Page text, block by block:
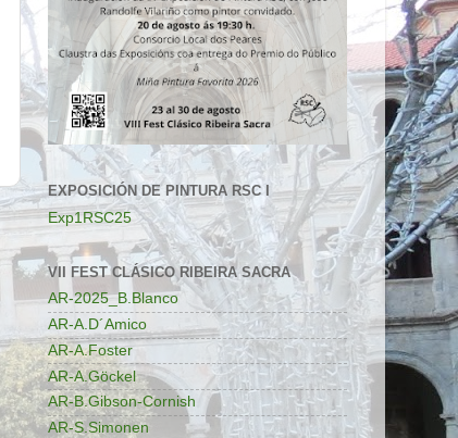
EXPOSICIÓN DE PINTURA RSC I
Exp1RSC25
VII FEST CLÁSICO RIBEIRA SACRA
AR-2025_B.Blanco
AR-A.D´Amico
AR-A.Foster
AR-A.Göckel
AR-B.Gibson-Cornish
AR-S.Simonen